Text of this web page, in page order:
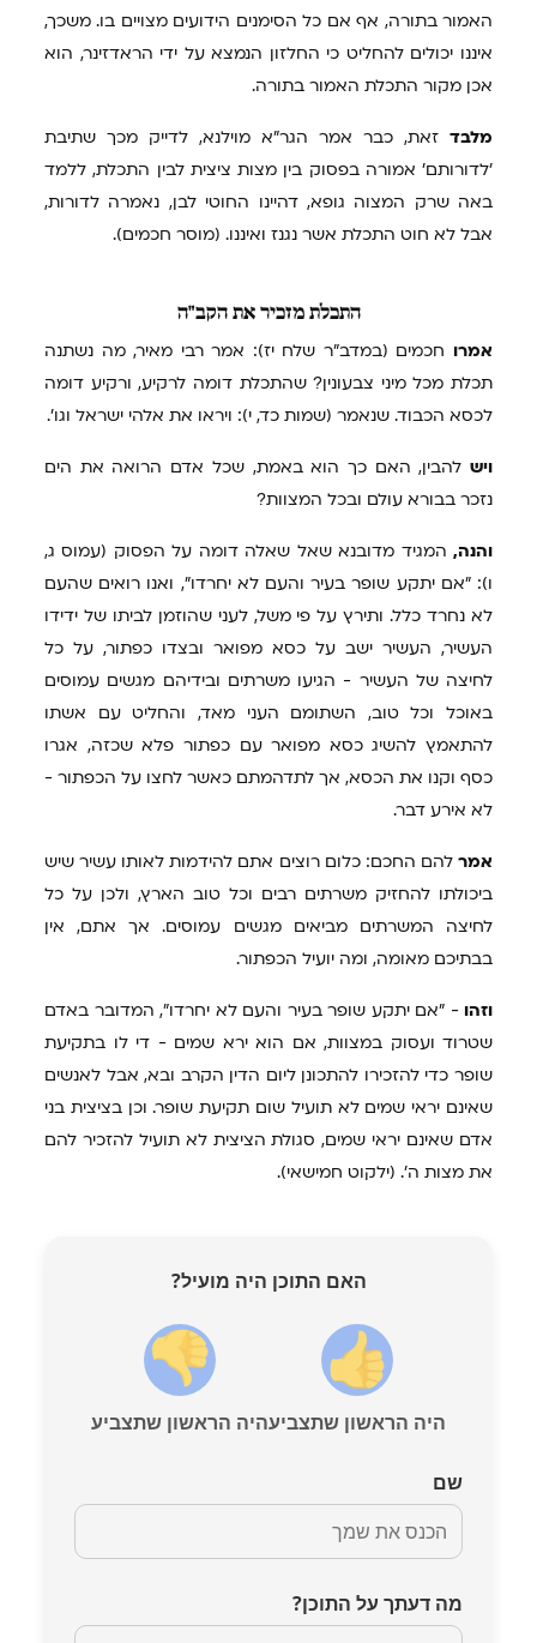
האמור בתורה, אף אם כל הסימנים הידועים מצויים בו. משכך,
איננו יכולים להחליט כי החלזון הנמצא על ידי הראדזינר, הוא
אכן מקור התכלת האמור בתורה.
מלבד זאת, כבר אמר הגר"א מוילנא, לדייק מכך שתיבת
'לדורותם' אמורה בפסוק בין מצות ציצית לבין התכלת, ללמד
באה שרק המצוה גופא, דהיינו החוטי לבן, נאמרה לדורות,
אבל לא חוט התכלת אשר נגנז ואיננו. (מוסר חכמים).
התכלת מזכיר את הקב"ה
אמרו חכמים (במדב"ר שלח יז): אמר רבי מאיר, מה נשתנה
תכלת מכל מיני צבעונין? שהתכלת דומה לרקיע, ורקיע דומה
לכסא הכבוד. שנאמר (שמות כד, י): ויראו את אלהי ישראל וגו'.
ויש להבין, האם כך הוא באמת, שכל אדם הרואה את הים
נזכר בבורא עולם ובכל המצוות?
והנה, המגיד מדובנא שאל שאלה דומה על הפסוק (עמוס ג,
ו): "אם יתקע שופר בעיר והעם לא יחרדו", ואנו רואים שהעם
לא נחרד כלל. ותירץ על פי משל, לעני שהוזמן לביתו של ידידו
העשיר, העשיר ישב על כסא מפואר ובצדו כפתור, על כל
לחיצה של העשיר - הגיעו משרתים ובידיהם מגשים עמוסים
באוכל וכל טוב, השתומם העני מאד, והחליט עם אשתו
להתאמץ להשיג כסא מפואר עם כפתור פלא שכזה, אגרו
כסף וקנו את הכסא, אך לתדהמתם כאשר לחצו על הכפתור -
לא אירע דבר.
אמר להם החכם: כלום רוצים אתם להידמות לאותו עשיר שיש
ביכולתו להחזיק משרתים רבים וכל טוב הארץ, ולכן על כל
לחיצה המשרתים מביאים מגשים עמוסים. אך אתם, אין
בבתיכם מאומה, ומה יועיל הכפתור.
וזהו - "אם יתקע שופר בעיר והעם לא יחרדו", המדובר באדם
שטרוד ועסוק במצוות, אם הוא ירא שמים - די לו בתקיעת
שופר כדי להזכירו להתכונן ליום הדין הקרב ובא, אבל לאנשים
שאינם יראי שמים לא תועיל שום תקיעת שופר. וכן בציצית בני
אדם שאינם יראי שמים, סגולת הציצית לא תועיל להזכיר להם
את מצות ה'. (ילקוט חמישאי).
האם התוכן היה מועיל?
היה הראשון שתצביעהיה הראשון שתצביע
שם
מה דעתך על התוכן?